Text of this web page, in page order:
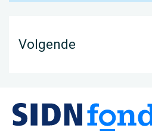
Volgende